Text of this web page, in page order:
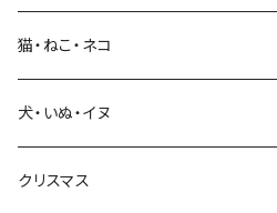
生活・暮らし
芸術・絵画・写真
猫・ねこ・ネコ
犬・いぬ・イヌ
クリスマス